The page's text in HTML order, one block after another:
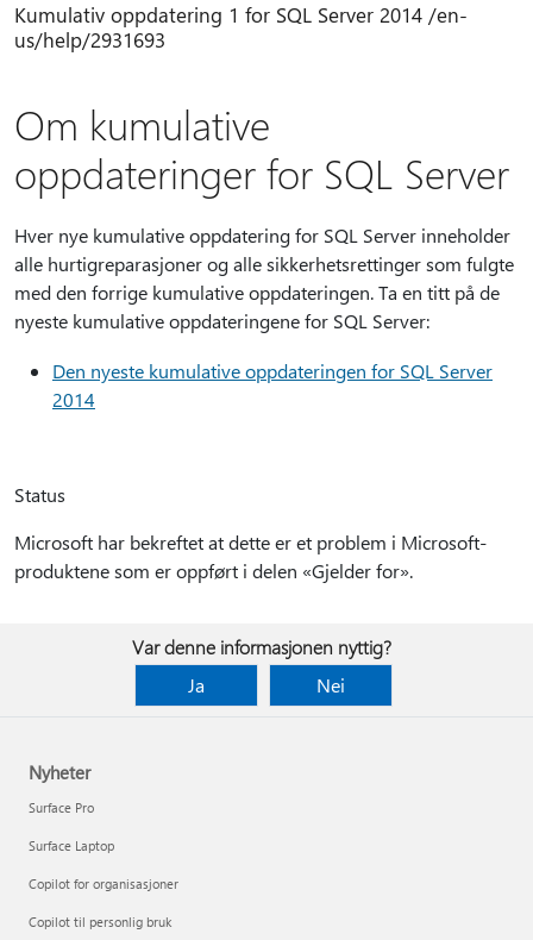
Kumulativ oppdatering 1 for SQL Server 2014 /en-
us/help/2931693
Om kumulative
oppdateringer for SQL Server
Hver nye kumulative oppdatering for SQL Server inneholder
alle hurtigreparasjoner og alle sikkerhetsrettinger som fulgte
med den forrige kumulative oppdateringen. Ta en titt på de
nyeste kumulative oppdateringene for SQL Server:
Den nyeste kumulative oppdateringen for SQL Server
2014
Status
Microsoft har bekreftet at dette er et problem i Microsoft-
produktene som er oppført i delen «Gjelder for».
Var denne informasjonen nyttig?
Ja
Nei
Nyheter
Surface Pro
Surface Laptop
Copilot for organisasjoner
Copilot til personlig bruk